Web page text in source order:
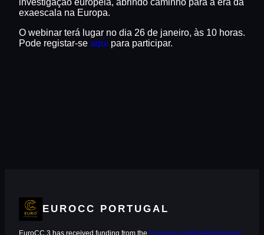
investigação europeia, abrindo caminho para a era da
exaescala na Europa.
O webinar terá lugar no dia 26 de janeiro, às 10 horas.
Pode registar-se aqui para participar.
EUROCC PORTUGAL